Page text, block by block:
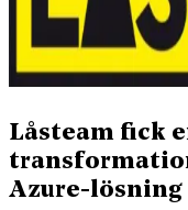
Låsteam fick
Azure-lösning